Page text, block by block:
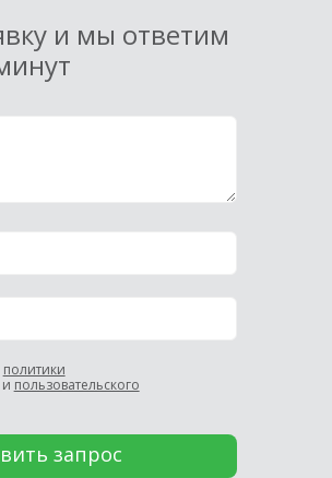
и мы ответим
политики
и пользовательского